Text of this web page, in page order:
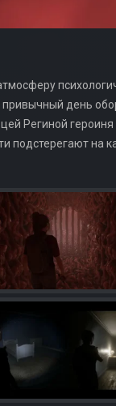
день
Региной
подстерегают на